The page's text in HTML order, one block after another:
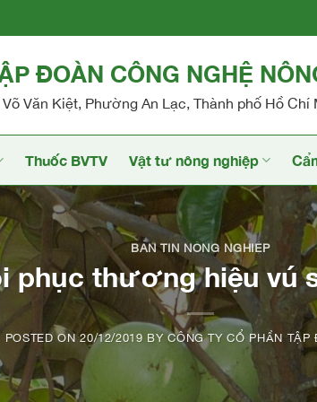
ĐOÀN CÔNG NGHỆ
Văn Kiệt, Phường An Lạc, Thành phố Hồ Chí
Thuốc BVTV Vật tư nông nghiệp
BẢN TIN NÔNG NGHIỆP
phục thương hiệu vú
POSTED ON20/12/2019 BYCÔNG TY CỔ PHẦN TẬP